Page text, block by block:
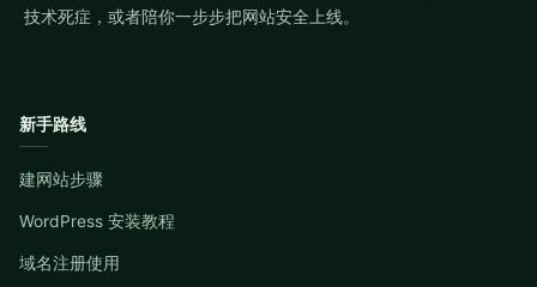
技术死症，或者陪你一步步把网站安全上线。
新手路线
建网站步骤
WordPress 安装教程
域名注册使用